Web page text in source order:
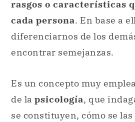
rasgos o características
cada persona. En base a
diferenciarnos de los
encontrar semejanzas.
Es un concepto muy
de la psicología, que
se constituyen, cómo se